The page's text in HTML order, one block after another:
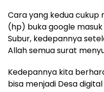
Cara yang kedua cukup
(hp) buka google
Subur, kedepannya
Allah semua surat
Kedepannya kita
bisa menjadi Desa